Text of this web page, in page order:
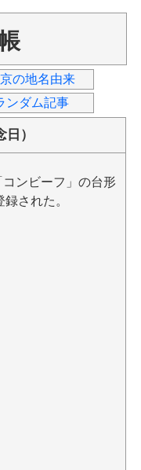
の地名由来
ンダム記事
）
ンビーフ」の台形
された。